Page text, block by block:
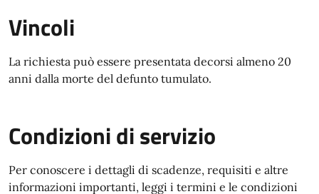
Vincoli
La richiesta può essere presentata decorsi almeno 20
anni dalla morte del defunto tumulato.
Condizioni di servizio
Per conoscere i dettagli di scadenze, requisiti e altre
informazioni importanti, leggi i termini e le condizioni